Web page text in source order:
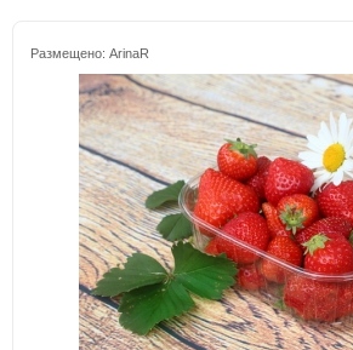
Размещено: ArinaR